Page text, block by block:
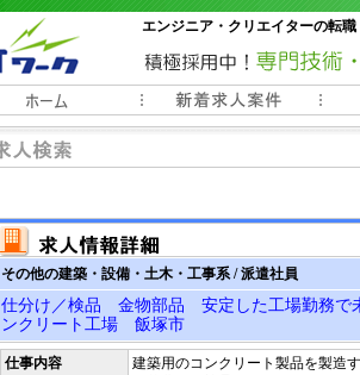
エンジニア・クリエイターの転
常時3000件以上の求人情報掲載中
その他の建築・設備・土木・工事系 / 派遣社員
仕分け／検品 金物部品 安定した工場勤務
ンクリート工場 飯塚市
仕事内容
建築用のコンクリート製品を製造